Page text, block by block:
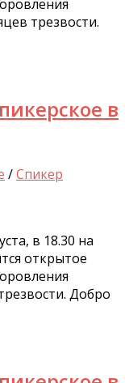
трезвости.
в
/Спикер
в 18.30 на
открытое
Добро